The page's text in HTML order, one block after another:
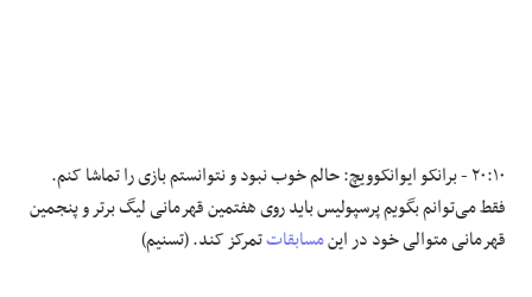
۲۰:۱۰ - برانکو ایوانکوویچ: حالم خوب نبود و نتوانستم بازی را تماشا کنم.
فقط می‌توانم بگویم پرسپولیس باید روی هفتمین قهرمانی لیگ برتر و پنجمین
قهرمانی متوالی خود در اینمسابقاتتمرکز کند. (تسنیم)